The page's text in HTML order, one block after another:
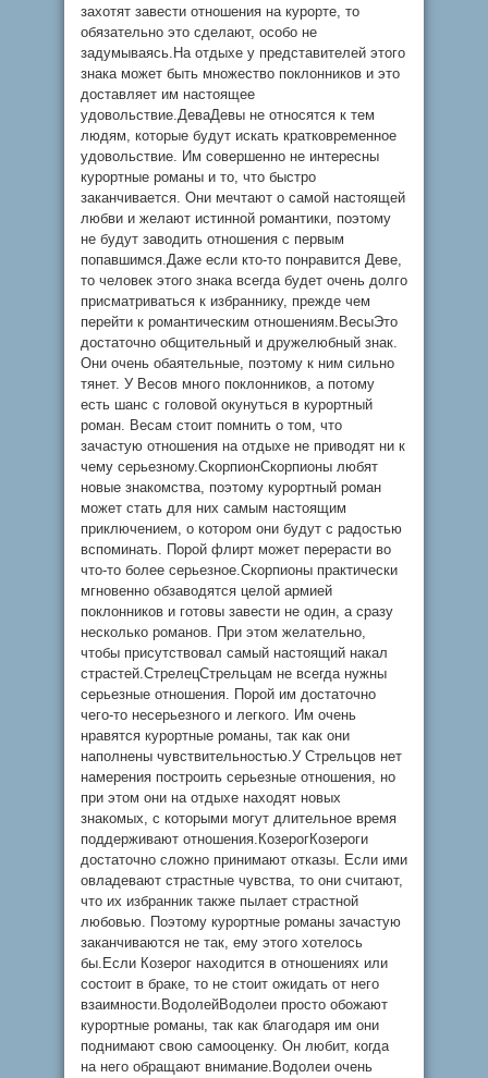
захотят завести отношения на курорте, то
обязательно это сделают, особо не
задумываясь.На отдыхе у представителей этого
знака может быть множество поклонников и это
доставляет им настоящее
удовольствие.ДеваДевы не относятся к тем
людям, которые будут искать кратковременное
удовольствие. Им совершенно не интересны
курортные романы и то, что быстро
заканчивается. Они мечтают о самой настоящей
любви и желают истинной романтики, поэтому
не будут заводить отношения с первым
попавшимся.Даже если кто-то понравится Деве,
то человек этого знака всегда будет очень долго
присматриваться к избраннику, прежде чем
перейти к романтическим отношениям.ВесыЭто
достаточно общительный и дружелюбный знак.
Они очень обаятельные, поэтому к ним сильно
тянет. У Весов много поклонников, а потому
есть шанс с головой окунуться в курортный
роман. Весам стоит помнить о том, что
зачастую отношения на отдыхе не приводят ни к
чему серьезному.СкорпионСкорпионы любят
новые знакомства, поэтому курортный роман
может стать для них самым настоящим
приключением, о котором они будут с радостью
вспоминать. Порой флирт может перерасти во
что-то более серьезное.Скорпионы практически
мгновенно обзаводятся целой армией
поклонников и готовы завести не один, а сразу
несколько романов. При этом желательно,
чтобы присутствовал самый настоящий накал
страстей.СтрелецСтрельцам не всегда нужны
серьезные отношения. Порой им достаточно
чего-то несерьезного и легкого. Им очень
нравятся курортные романы, так как они
наполнены чувствительностью.У Стрельцов нет
намерения построить серьезные отношения, но
при этом они на отдыхе находят новых
знакомых, с которыми могут длительное время
поддерживают отношения.КозерогКозероги
достаточно сложно принимают отказы. Если ими
овладевают страстные чувства, то они считают,
что их избранник также пылает страстной
любовью. Поэтому курортные романы зачастую
заканчиваются не так, ему этого хотелось
бы.Если Козерог находится в отношениях или
состоит в браке, то не стоит ожидать от него
взаимности.ВодолейВодолеи просто обожают
курортные романы, так как благодаря им они
поднимают свою самооценку. Он любит, когда
на него обращают внимание.Водолеи очень